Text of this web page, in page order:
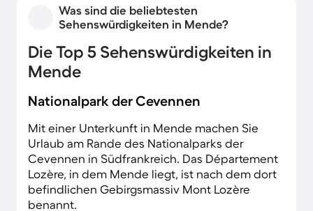
Was sind die beliebtesten
Sehenswürdigkeiten in Mende?
Die Top 5 Sehenswürdigkeiten in
Mende
Nationalpark der Cevennen
Mit einer Unterkunft in Mende machen Sie
Urlaub am Rande des Nationalparks der
Cevennen in Südfrankreich. Das Département
Lozère, in dem Mende liegt, ist nach dem dort
befindlichen Gebirgsmassiv Mont Lozère
benannt.